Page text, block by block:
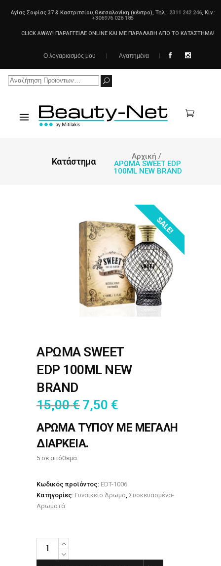
Αγίας Σοφίας 37 & Καστριτσίου,Θεσσαλονίκη (κέντρο), Τηλ.: 2311 242 246, Κιν.:
+306976 026 185
CLICK AWAY! ΠΑΡΑΓΓΕΙΛΕ ONLINE ΚΑΙ ΜΕ ΠΑΡΑΛΑΒΗ ΑΠΟ ΤΟ ΚΑΤΑΣΤΗΜΑ!
Ο λογαριασμός μου Αγαπημένα
Search
Κατάστημα Αρχική /
ΑΡΩΜΑ SWEET EDP
100ML NEW BRAND
SALE!
ΑΡΩΜΑ SWEET
EDP 100ML NEW
BRAND
15,00€ 7,50 €
ΑΡΩΜΑ ΤΥΠΟΥ ΜΕ ΜΕΓΑΛΗ
ΔΙΑΡΚΕΙΑ.
5 σε απόθεμα
Κωδικός προϊόντος: EDT-1006
Κατηγορίες: Γυναικείο Άρωμα, Συσκευασμένα-
Αρωματά
ΑΡΩΜΑ